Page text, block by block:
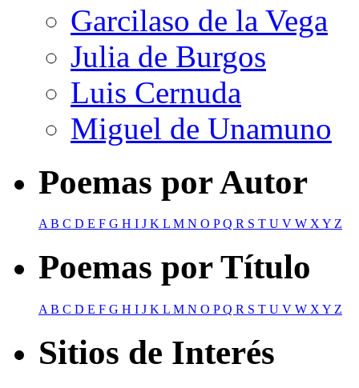
Garcilaso de la Vega
Julia de Burgos
Luis Cernuda
Miguel de Unamuno
Poemas por Autor
AB C D E F G H I J K L M N O PQ R S T U V W XY Z
Poemas por Título
A B C D E F G H I J K L M N O PQ R S T U V W X Y Z
Sitios de Interés